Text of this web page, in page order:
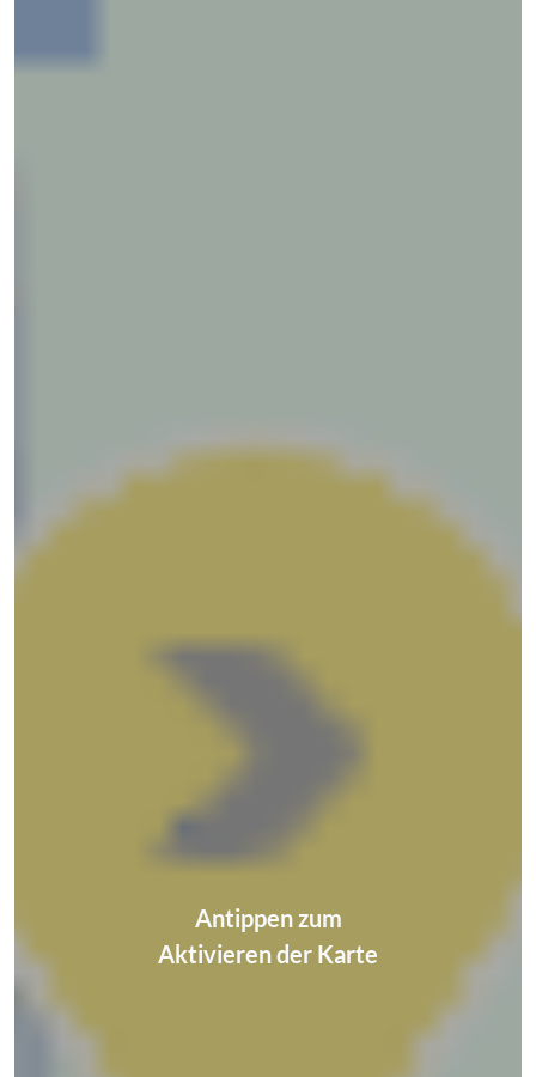
Antippen zum
Aktivieren der Karte